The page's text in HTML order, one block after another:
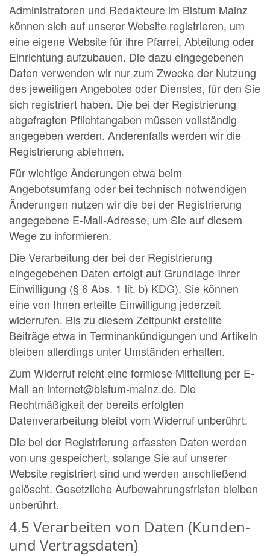
Administratoren und Redakteure im Bistum Mainz
können sich auf unserer Website registrieren, um
eine eigene Website für ihre Pfarrei, Abteilung oder
Einrichtung aufzubauen. Die dazu eingegebenen
Daten verwenden wir nur zum Zwecke der Nutzung
des jeweiligen Angebotes oder Dienstes, für den Sie
sich registriert haben. Die bei der Registrierung
abgefragten Pflichtangaben müssen vollständig
angegeben werden. Anderenfalls werden wir die
Registrierung ablehnen.
Für wichtige Änderungen etwa beim
Angebotsumfang oder bei technisch notwendigen
Änderungen nutzen wir die bei der Registrierung
angegebene E-Mail-Adresse, um Sie auf diesem
Wege zu informieren.
Die Verarbeitung der bei der Registrierung
eingegebenen Daten erfolgt auf Grundlage Ihrer
Einwilligung (§ 6 Abs. 1 lit. b) KDG). Sie können
eine von Ihnen erteilte Einwilligung jederzeit
widerrufen. Bis zu diesem Zeitpunkt erstellte
Beiträge etwa in Terminankündigungen und Artikeln
bleiben allerdings unter Umständen erhalten.
Zum Widerruf reicht eine formlose Mitteilung per E-
Mail an internet@bistum-mainz.de. Die
Rechtmäßigkeit der bereits erfolgten
Datenverarbeitung bleibt vom Widerruf unberührt.
Die bei der Registrierung erfassten Daten werden
von uns gespeichert, solange Sie auf unserer
Website registriert sind und werden anschließend
gelöscht. Gesetzliche Aufbewahrungsfristen bleiben
unberührt.
4.5 Verarbeiten von Daten (Kunden-
und Vertragsdaten)